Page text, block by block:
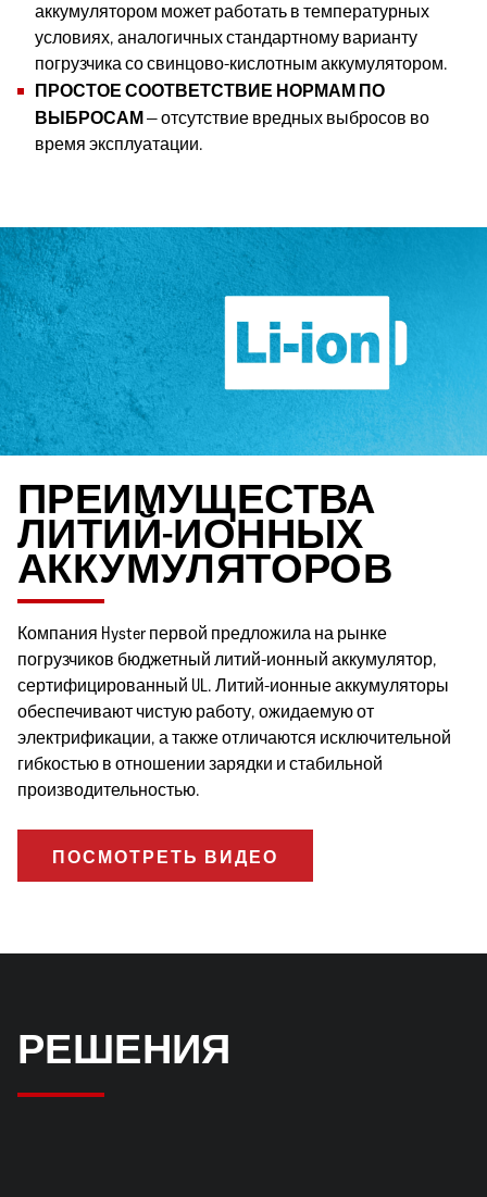
аккумулятором может работать в температурных
условиях, аналогичных стандартному варианту
погрузчика со свинцово-кислотным аккумулятором.
ПРОСТОЕ СООТВЕТСТВИЕ НОРМАМ ПО
ВЫБРОСАМ— отсутствие вредных выбросов во
время эксплуатации.
ПРЕИМУЩЕСТВА
ЛИТИЙ-ИОННЫХ
АККУМУЛЯТОРОВ
Компания Hyster первой предложила на рынке
погрузчиков бюджетный литий-ионный аккумулятор,
сертифицированный UL. Литий-ионные аккумуляторы
обеспечивают чистую работу, ожидаемую от
электрификации, а также отличаются исключительной
гибкостью в отношении зарядки и стабильной
производительностью.
ПОСМОТРЕТЬ ВИДЕО
РЕШЕНИЯ